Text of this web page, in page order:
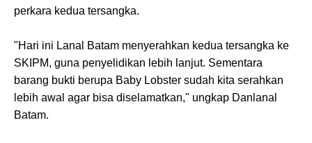
perkara kedua tersangka.
"Hari ini Lanal Batam menyerahkan kedua tersangka ke
SKIPM, guna penyelidikan lebih lanjut. Sementara
barang bukti berupa Baby Lobster sudah kita serahkan
lebih awal agar bisa diselamatkan," ungkap Danlanal
Batam.